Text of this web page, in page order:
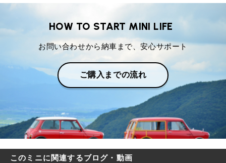
HOW TO START MINI LIFE
お問い合わせから納車まで、安心サポート
ご購入までの流れ
このミニに関連するブログ・動画